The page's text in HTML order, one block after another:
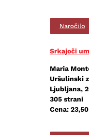
Naročilo
Srkajoči um
Maria
Uršulinski
Ljubljana,
305 strani
Cena: